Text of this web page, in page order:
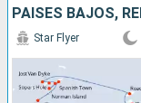
Star Flyer